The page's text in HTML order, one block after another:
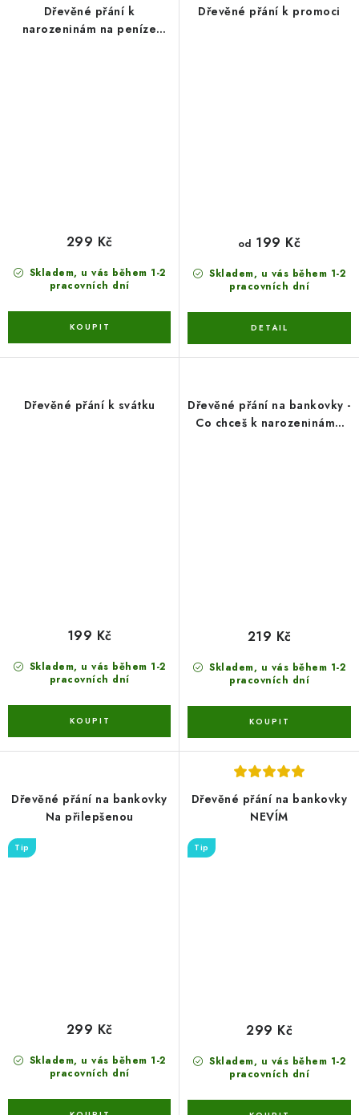
Dřevěné přání k
narozeninám na peníze
Skladem, u vás během 1-2
pracovních dní
299 Kč
Dřevěné přání k promoci
Skladem, u vás během 1-2
pracovních dní
od 199 Kč
Dřevěné přání k svátku
Skladem, u vás během 1-2
pracovních dní
199 Kč
Dřevěné přání na bankovky -
Co chceš k narozeninám?
Skladem, u vás během 1-2
pracovních dní
219 Kč
Dřevěné přání na bankovky
Na přilepšenou
Tip
Skladem, u vás během 1-2
pracovních dní
299 Kč
Dřevěné přání na bankovky
NEVÍM
Tip
Skladem, u vás během 1-2
pracovních dní
299 Kč